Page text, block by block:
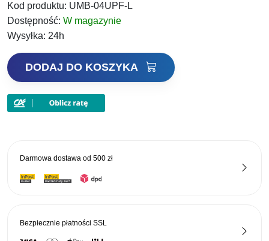
wynosiła:
Kod produktu: UMB-04UPF-L
Dostępność: W magazynie
Wysyłka: 24h
ilość
Mikado
filtrem
DODAJ DO KOSZYKA
Darmowa dostawa od 500 zł
Bezpiecznie płatności SSL